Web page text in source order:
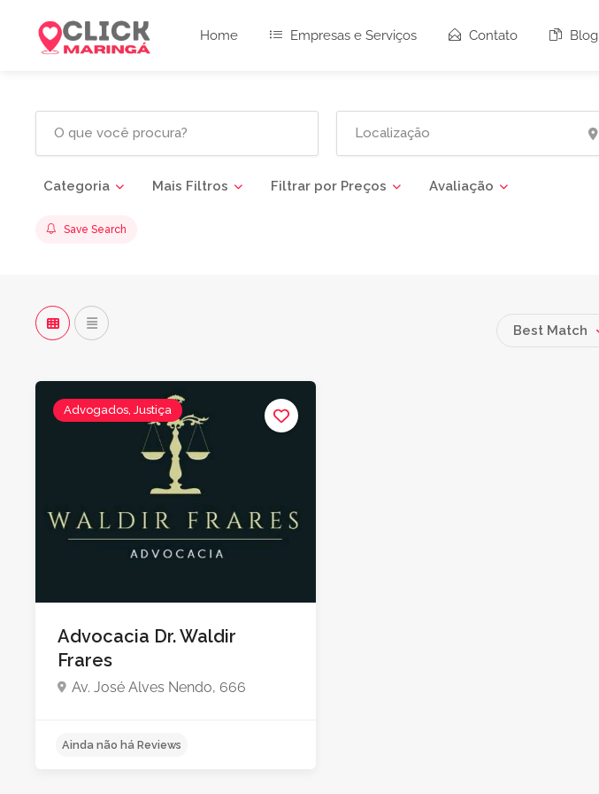
Home Empresas e Serviços Contato Blog
Categoria Mais Filtros Filtrar por Preços Avaliação
Save Search
Best Match
Advogados, Justiça
Advocacia Dr. Waldir
Frares
Av. José Alves Nendo, 666